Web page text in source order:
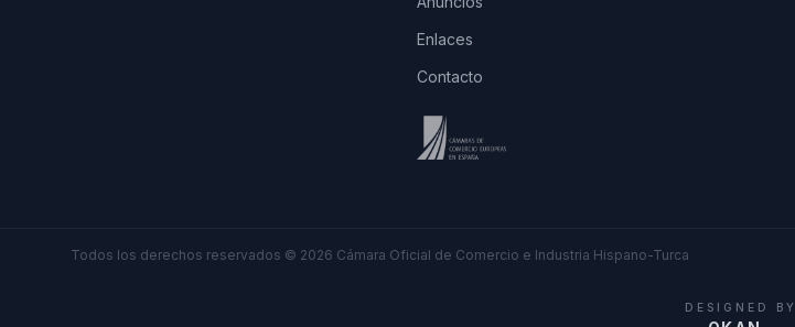
Enlaces
Contacto
Todos los derechos reservados © 2026 Cámara Oficial de Comercio e Industria Hispano-Turca
DESIGNED BY